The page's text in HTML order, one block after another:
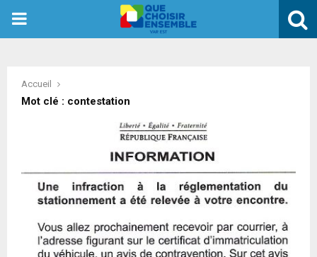
PRIMARY
Accueil
Mot clé : contestation